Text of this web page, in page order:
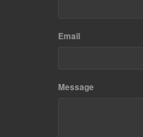
Email
Message